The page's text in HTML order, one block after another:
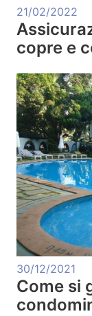
21/02/2022
copre e
30/12/2021
Come si